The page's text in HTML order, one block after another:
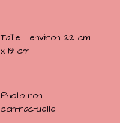
Taille : environ 22 cm
x 19 cm
Photo non
contractuelle